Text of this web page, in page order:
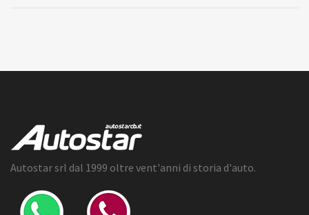
Autostar srl dal 1999 oltre vent'anni di storia d'auto.